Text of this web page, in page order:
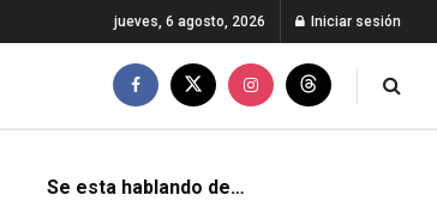
jueves, 6 agosto, 2026 Iniciar sesión
Se esta hablando de…